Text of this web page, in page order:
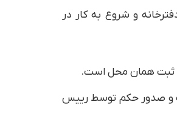
و شروع به کار در
و صدور حکم توسط رییس